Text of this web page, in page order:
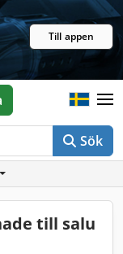
Till appen
Sök
till salu